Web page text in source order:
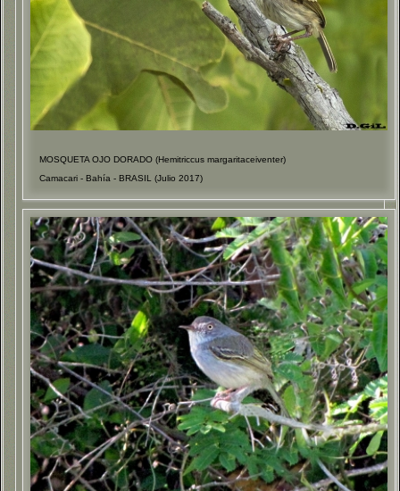
MOSQUETA OJO DORADO (Hemitriccus margaritaceiventer)
Camacari - Bahía - BRASIL (Julio 2017)